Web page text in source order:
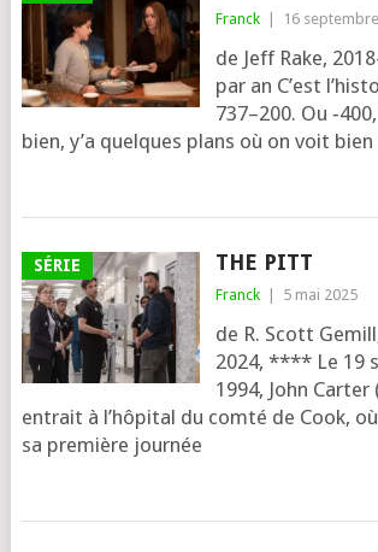
Franck 16
de Jeff Rake,
par an C’est
737–200. Ou
bien, y’a quelques plans où on voit
SÉRIE THE PITT
Franck 5 mai 2025
de R. Scott
2024, **** Le 19
1994, John
entrait à l’hô­pi­tal du com­té de Cook,
sa pre­mière jour­née